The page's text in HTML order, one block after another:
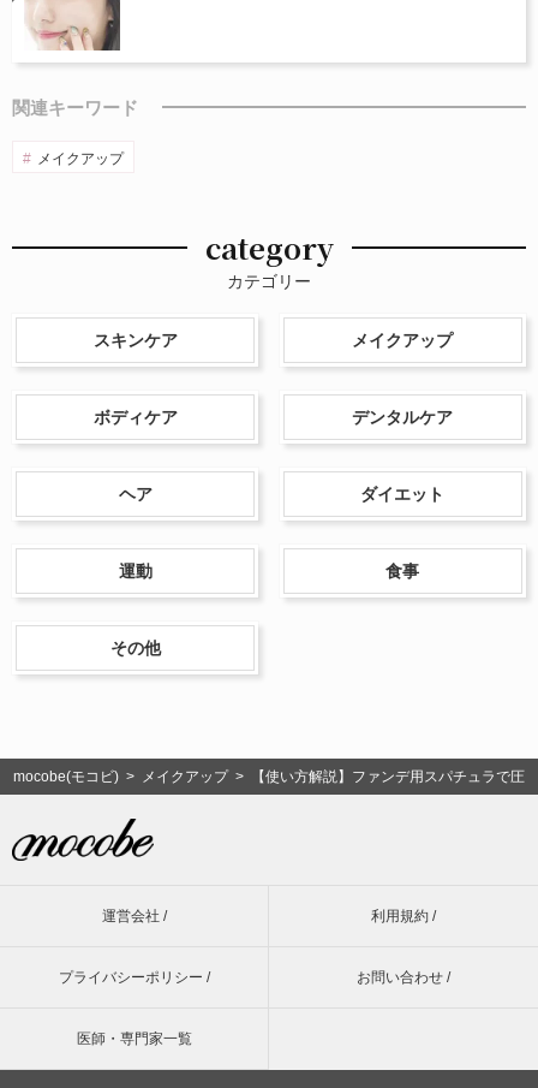
関連キーワード
メイクアップ
category
カテゴリー
スキンケア メイクアップ
ボディケア デンタルケア
ヘア ダイエット
運動 食事
その他
mocobe(モコビ) > メイクアップ> 【使い方解説】ファンデ用スパチュラで圧
運営会社 / 利用規約 /
プライバシーポリシー / お問い合わせ /
医師・専門家一覧